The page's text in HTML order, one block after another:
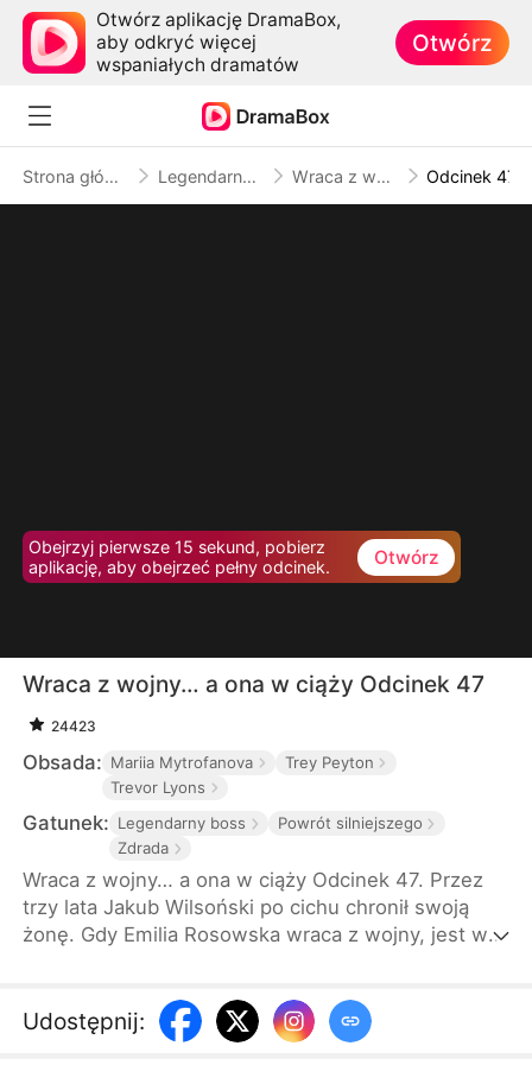
Otwórz aplikację DramaBox,
aby odkryć więcej
wspaniałych dramatów
Otwórz
Strona główna Legendarny boss Wraca z wojny… a ona w ciąży Odcinek 47
Obejrzyj pierwsze 15 sekund, pobierz
aplikację, aby obejrzeć pełny odcinek.
Otwórz
Wraca z wojny… a ona w ciąży Odcinek 47
24423
Obsada: Mariia Mytrofanova
Trey Peyton
Trevor Lyons
Gatunek: Legendarny boss
Powrót silniejszego
Zdrada
Wraca z wojny… a ona w ciąży Odcinek 47. Przez
trzy lata Jakub Wilsoński po cichu chronił swoją
żonę. Gdy Emilia Rosowska wraca z wojny, jest w
jej uroczystości. To, co wtedy ujawnia, zostawia
Julitę z żalem, którego nie da się cofnąć.
Udostępnij: